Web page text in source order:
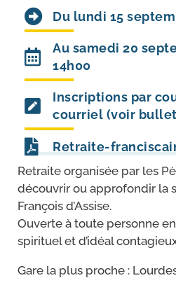
Du lundi 15
Au samedi 20
14h00
Inscriptions par
courriel (voir
Retraite-​
Retraite orga­ni­sée par les
décou­vrir ou appro­fon­dir la
François d’Assise.
Ouverte à toute per­sonne
spi­ri­tuel et d’i­déal
Gare la plus proche :